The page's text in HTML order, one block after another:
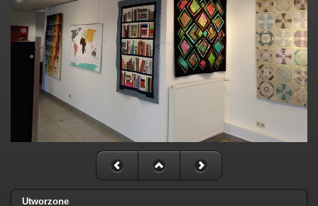
Utworzone